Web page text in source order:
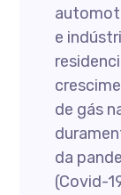
e
de gás
da
(Covid-